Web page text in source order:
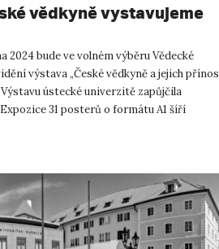
vědkyně vystavujeme
2024 bude ve volném výběru Vědecké
výstava „České vědkyně a jejich přínos
Výstavu ústecké univerzitě zapůjčila
31 posterů o formátu A1 šíří